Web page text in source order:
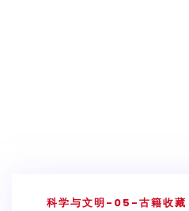
科学与文明-05-古籍收藏